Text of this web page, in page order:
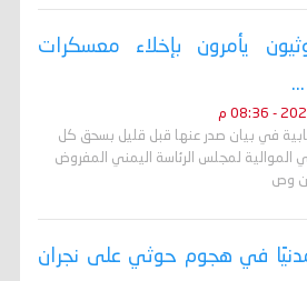
يأمرون بإخلاء معسكرات
في بيان صدر عنها قبل قليل بسحق كل
لمجلس الرئاسة اليمني المفروض
وص
/ إصابة 11 مدنيًا في هجوم حوثي على نجران